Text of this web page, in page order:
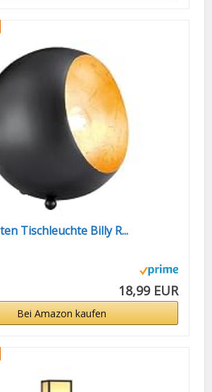
Tischleuchte Billy R...
18,99 EUR
Bei Amazon kaufen